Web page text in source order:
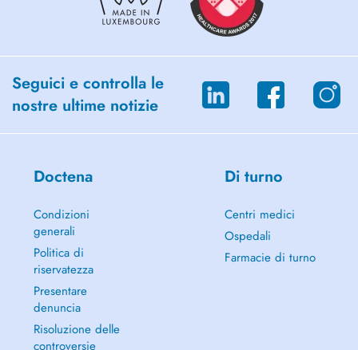
Please activate your eSante account (DSP Shared Record)
Seguici e controlla le
nostre ultime notizie
Doctena
Condizioni
generali
Politica di
riservatezza
Presentare
denuncia
Risoluzione delle
controversie
Di turno
Centri medici
Ospedali
Farmacie di turno